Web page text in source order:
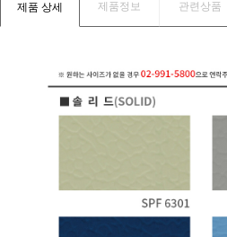
제품 상세 제품정보 관련상품